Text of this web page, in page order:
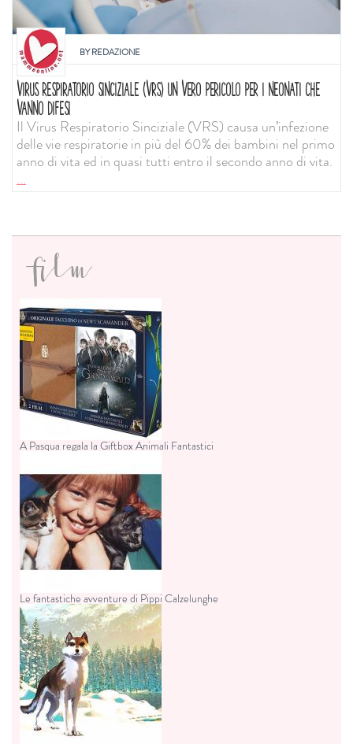
BYREDAZIONE
VIRUS RESPIRATORIO SINCIZIALE (VRS) UN VERO PERICOLO PER I NEONATI CHE
VANNO DIFESI
Il Virus Respiratorio Sinciziale (VRS) causa un’infezione
delle vie respiratorie in più del 60% dei bambini nel primo
anno di vita ed in quasi tutti entro il secondo anno di vita.
...
film
A Pasqua regala la Giftbox Animali Fantastici
Le fantastiche avventure di Pippi Calzelunghe